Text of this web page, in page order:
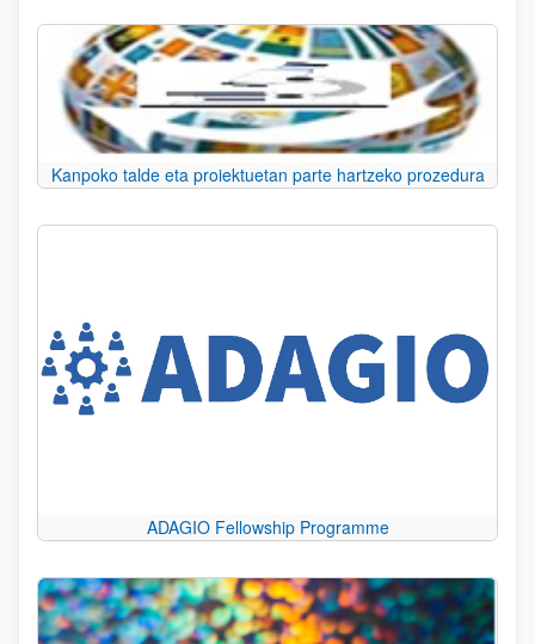
Kanpoko talde eta proiektuetan parte hartzeko prozedura
ADAGIO Fellowship Programme